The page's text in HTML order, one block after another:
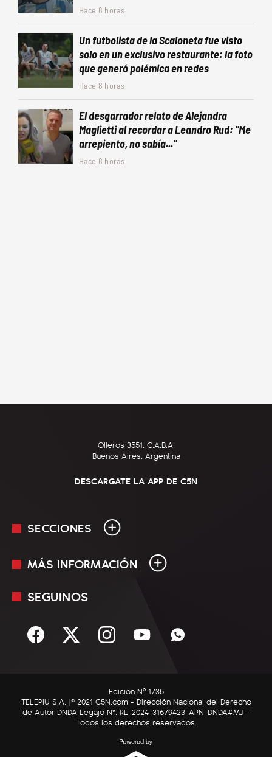
Hace 8 horas
Un futbolista de la Scaloneta fue visto
solo en un exclusivo restaurante: la foto
que generó polémica en redes
Hace 8 horas
El desgarrador relato de Alejandra
Maglietti al recordar a Leandro Rud: "Me
arrepiento, no sabía..."
Hace 8 horas
Olleros 3551, C.A.B.A.
Buenos Aires, Argentina
DESCARGATE LA APP DE C5N
SECCIONES
En Vivo
Sociedad
C5N Autos
RatingCero
MÁS INFORMACIÓN
Mediakit
Términos y condiciones
SEGUINOS
Edición Nº 1735
TELEPIU S.A. |© 2021 C5N.com - Dirección Nacional del Derecho
de Autor DNDA Legajo N°: RL-2024-31679423-APN-DNDA#MJ -
Todos los derechos reservados.